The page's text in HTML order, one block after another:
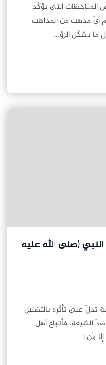
الملاحظات التي نؤكّد
أيّ مذهب من المذاهب
ما يشكّل الرؤ...
(صلى الله عليه
تدلّ على تأثّره بالتضليل
الشيعة، فأتباع أهل
مَن ا...